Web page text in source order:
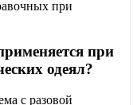
при
при
одеял?
с разовой